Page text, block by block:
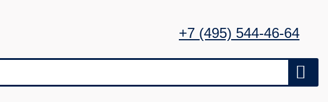
+7 (495) 544-46-64